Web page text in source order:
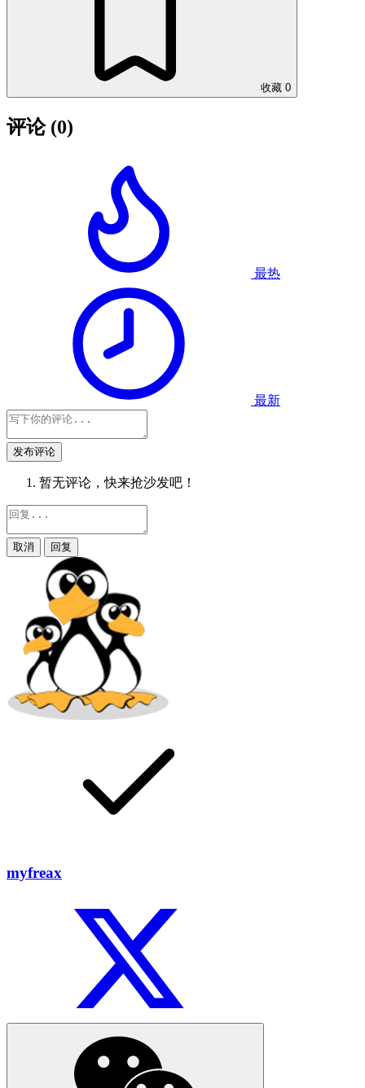
收藏 0
评论 (0)
最热
最新
发布评论
暂无评论，快来抢沙发吧！
取消 回复
myfreax